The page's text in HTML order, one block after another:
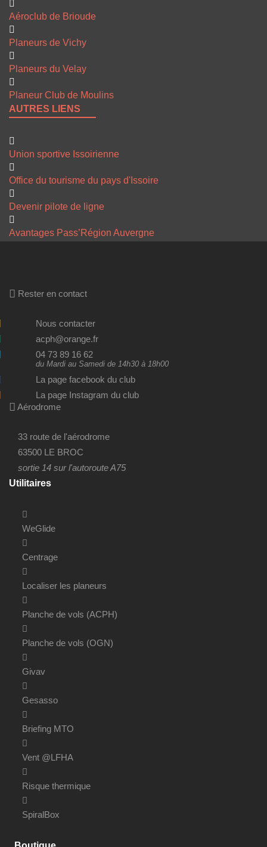
Aéroclub de Brioude
Planeurs de Vichy
Planeurs du Velay
Planeur Club de Moulins
AUTRES LIENS
Union sportive Issoirienne
Office du tourisme du pays d'Issoire
Devenir pilote de ligne
Avantages Pass’Région Auvergne
Rester en contact
Nous contacter
acph@orange.fr
04 73 89 16 62
du Mardi au Samedi de 14h30 à 18h00
La page facebook du club
La page Instagram du club
Aérodrome
33 route de l'aérodrome
63500 LE BROC
sortie 14 sur l'autoroute A75
Utilitaires
WeGlide
Centrage
Localiser les planeurs
Planche de vols (ACPH)
Planche de vols (OGN)
Givav
Gesasso
Briefing MTO
Vent @LFHA
Risque thermique
SpiralBox